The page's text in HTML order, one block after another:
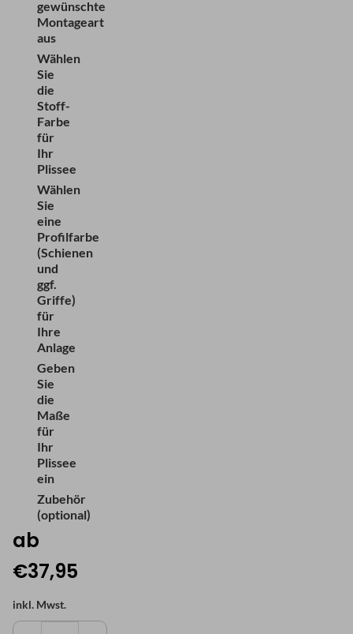
gewünschte
Montageart
aus
Wählen
Sie
die
Stoff-
Farbe
für
Ihr
Plissee
Wählen
Sie
eine
Profilfarbe
(Schienen
und
ggf.
Griffe)
für
Ihre
Anlage
Geben
Sie
die
Maße
für
Ihr
Plissee
ein
Zubehör
(optional)
ab
€37,95
inkl. Mwst.
Blickdichtes